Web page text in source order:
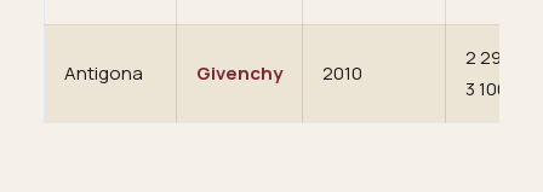
Antigona Givenchy 2010
2 290 à
3 100 €